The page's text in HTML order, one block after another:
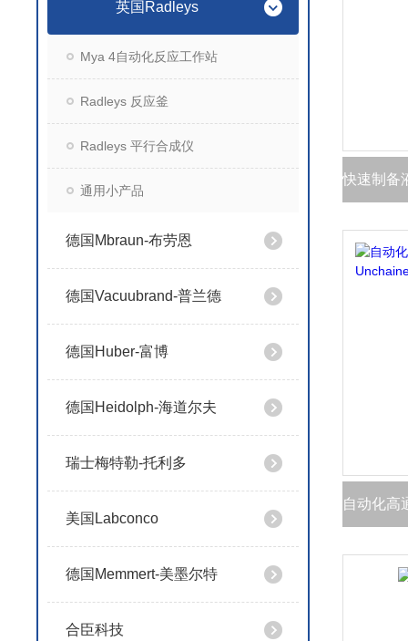
英国Radleys
Mya 4自动化反应工作站
Radleys 反应釜
Radleys 平行合成仪
通用小产品
德国Mbraun-布劳恩
德国Vacuubrand-普兰德
德国Huber-富博
德国Heidolph-海道尔夫
瑞士梅特勒-托利多
美国Labconco
德国Memmert-美墨尔特
合臣科技